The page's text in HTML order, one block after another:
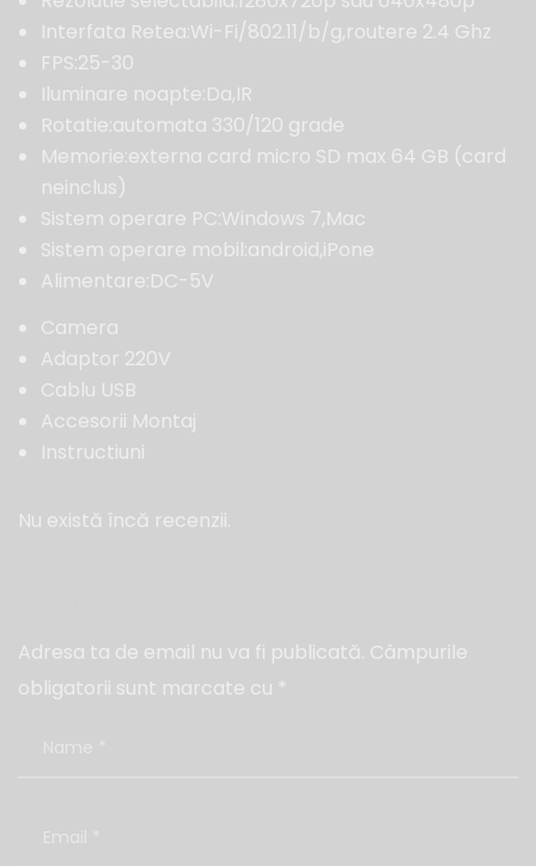
Interfata Retea:Wi-Fi/802.11/b/g,routere 2.4 Ghz
FPS:25-30
Iluminare noapte:Da,IR
Rotatie:automata 330/120 grade
Memorie:externa card micro SD max 64 GB (card
neinclus)
Sistem operare PC:Windows 7,Mac
Sistem operare mobil:android,iPone
Alimentare:DC-5V
Camera
Adaptor 220V
Cablu USB
Accesorii Montaj
Instructiuni
Nu există încă recenzii.
Adresa ta de email nu va fi publicată. Câmpurile
obligatorii sunt marcate cu *